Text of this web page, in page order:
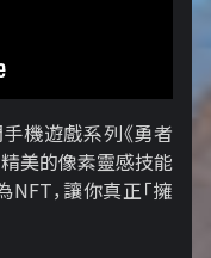
機遊戲系列《勇者
美的像素靈感技能
NFT，讓你真正「擁​​